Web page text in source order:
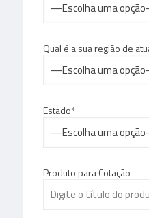
Qual é a sua região de
Estado*
Produto para Cotação